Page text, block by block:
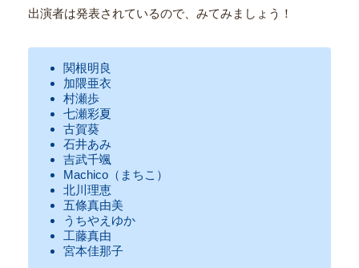
出演者は発表されているので、みてみましょう！
関根明良
加隈亜衣
村瀬歩
七瀬彩夏
古賀葵
石井あみ
吉武千颯
Machico（まちこ）
北川理恵
五條真由美
うちやえゆか
工藤真由
宮本佳那子